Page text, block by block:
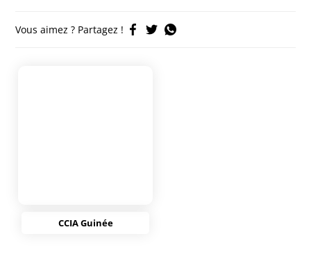
Vous aimez ? Partagez !
CCIA Guinée